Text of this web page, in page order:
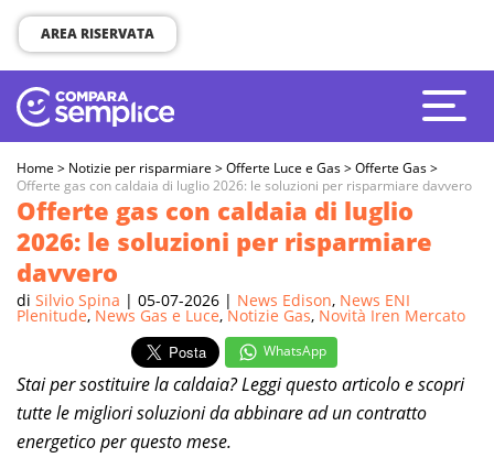
AREA RISERVATA
Home > Notizie per risparmiare >Offerte Luce e Gas>Offerte Gas>
Offerte gas con caldaia di luglio 2026: le soluzioni per risparmiare davvero
Offerte gas con caldaia di luglio
2026: le soluzioni per risparmiare
davvero
di Silvio Spina | 05-07-2026 | News Edison, News ENI
Plenitude, News Gas e Luce, Notizie Gas, Novità Iren Mercato
WhatsApp
Stai per sostituire la caldaia? Leggi questo articolo e scopri
tutte le migliori soluzioni da abbinare ad un contratto
energetico per questo mese.